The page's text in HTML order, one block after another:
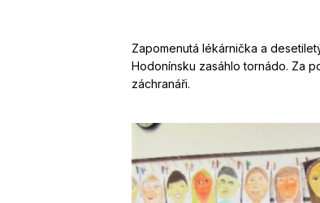
Zapomenutá lékárnička a
Hodonínsku zasáhlo tornádo. Za
záchranáři.